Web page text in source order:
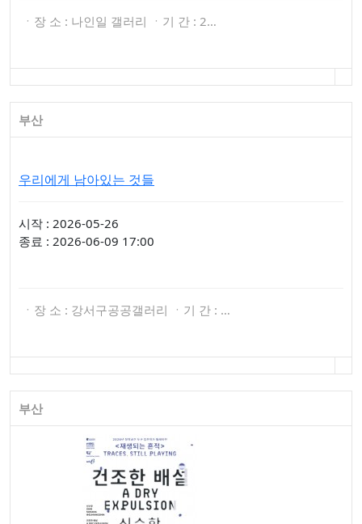
ㆍ장 소 : 나인일 갤러리 ㆍ기 간 : 2…
부산
우리에게 남아있는 것들
시작 : 2026-05-26
종료 : 2026-06-09 17:00
ㆍ장 소 : 강서구공공갤러리 ㆍ기 간 : …
부산